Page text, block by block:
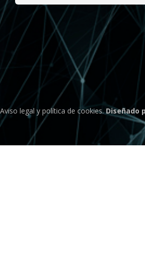
Aviso legal y política de cookies.Diseñado